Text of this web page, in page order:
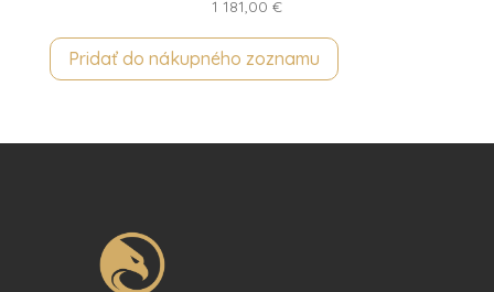
1 181,00 €
Pridať do nákupného zoznamu